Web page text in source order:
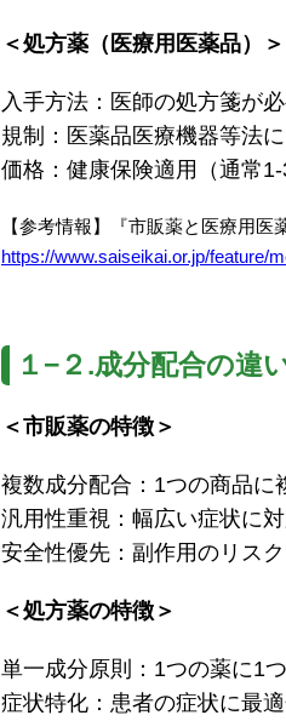
＜処方薬（医療用医薬品）＞
入手方法：医師の処方箋が
規制：医薬品医療機器等法
価格：健康保険適用（通常1-
【参考情報】『市販薬と医療用
https://www.saiseikai.or.jp/feature/
１−２.成分配合の違
＜市販薬の特徴＞
複数成分配合：1つの商品に
汎用性重視：幅広い症状に
安全性優先：副作用のリス
＜処方薬の特徴＞
単一成分原則：1つの薬に1
症状特化：患者の症状に最